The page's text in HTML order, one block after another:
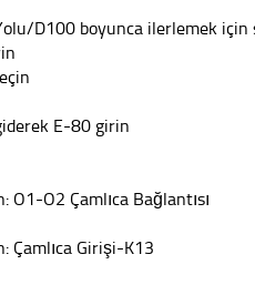
D100 boyunca ilerlemek için
E-80 girin
O1-O2 Çamlıca Bağlantısı
Çamlıca Girişi-K13